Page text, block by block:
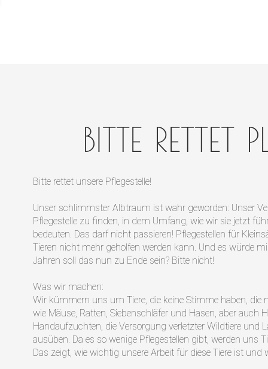
BITTE
Bitte rettet unsere Pflegestelle!
Unser schlimmster Albtraum ist wahr geworden: Unser
Pflegestelle zu finden, in dem Umfang, wie wir sie jetzt
bedeuten. Das darf nicht passieren! Pflegestellen für
Tieren nicht mehr geholfen werden kann. Und es würde
Jahren soll das nun zu Ende sein? Bitte nicht!
Was wir machen:
Wir kümmern uns um Tiere, die keine Stimme haben, die
wie Mäuse, Ratten, Siebenschläfer und Hasen, aber
Handaufzuchten, die Versorgung verletzter Wildtiere
ausüben. Da es so wenige Pflegestellen gibt, werden uns
Das zeigt, wie wichtig unsere Arbeit für diese Tiere ist und